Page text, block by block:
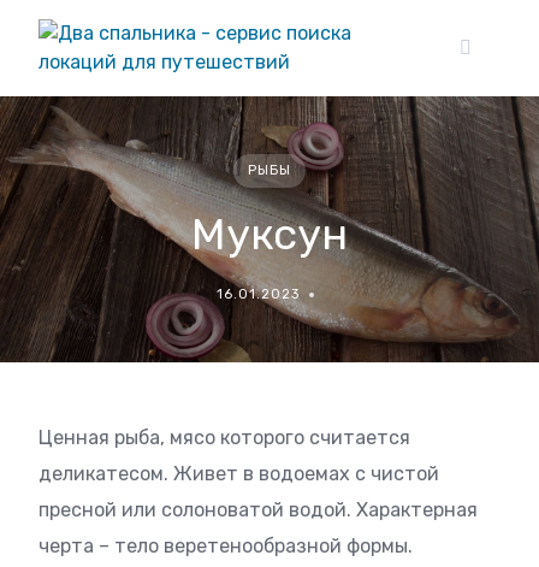
content
РЫБЫ
Муксун
16.01.2023
Ценная рыба, мясо которого считается
деликатесом. Живет в водоемах с чистой
пресной или солоноватой водой. Характерная
черта – тело веретенообразной формы.